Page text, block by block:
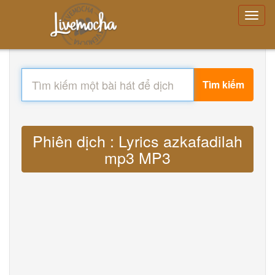
Tìm kiếm
Phiên dịch : Lyrics azkafadilah
mp3 MP3